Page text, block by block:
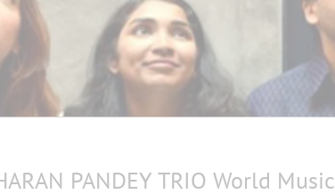
PANDEY TRIO World Music